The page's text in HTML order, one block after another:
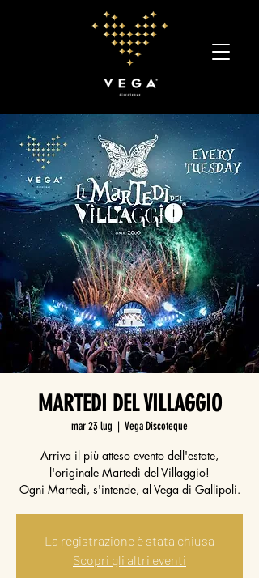
MARTEDI DEL VILLAGGIO
mar 23 lug
  |
Vega Discoteque
Arriva il più atteso evento dell'estate,
l'originale Martedì del Villaggio!
Ogni Martedì, s'intende, al Vega di Gallipoli.
La registrazione è stata chiusa
Scopri gli altri eventi